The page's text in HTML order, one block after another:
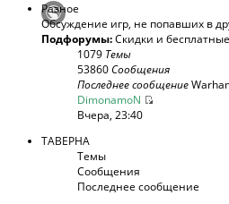
Разное
Обсуждение игр, не попавших в
Подфорумы:Скидки и
1079 Темы
53860Сообщения
Последнее сообщение
DimonamoN
Вчера, 23:40
ТАВЕРНА
Темы
Сообщения
Последнее сообщение